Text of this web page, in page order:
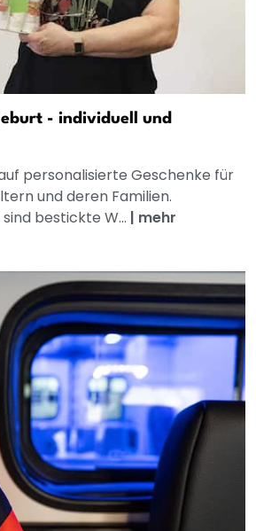
- individuell und
personalisierte Geschenke für
und deren Familien.
bestickte W... | mehr